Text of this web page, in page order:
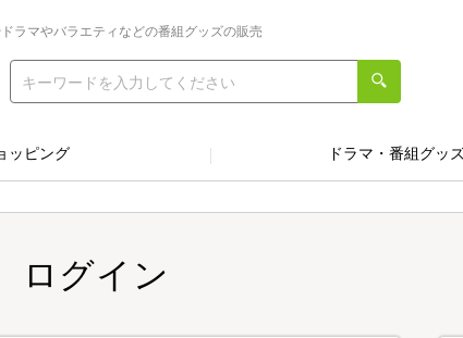
ラマやバラエティなどの番組グッズの販売
ッピング ドラマ・番組グッ
ログイン